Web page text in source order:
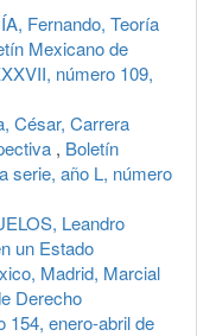
Fernando, Teoría
Mexicano de
número 109,
César, Carrera
, Boletín
serie, año L, número
Leandro
un Estado
Madrid, Marcial
Derecho
154, enero-abril de